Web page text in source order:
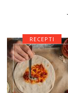
RECEPTI